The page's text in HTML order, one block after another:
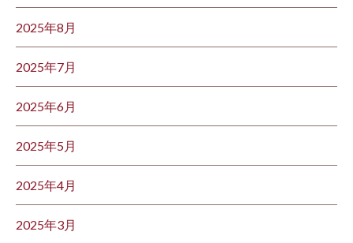
2025年8月
2025年7月
2025年6月
2025年5月
2025年4月
2025年3月